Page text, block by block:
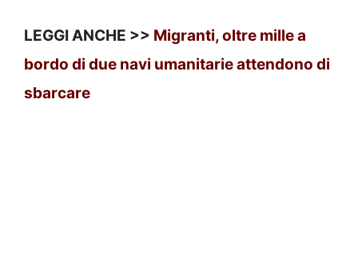
LEGGI ANCHE >> Migranti, oltre mille a
bordo di due navi umanitarie attendono di
sbarcare